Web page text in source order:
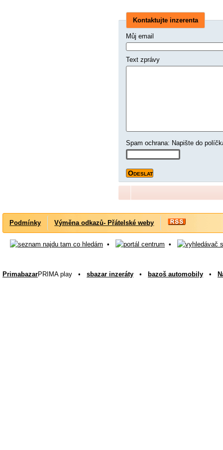
Kontaktujte inzerenta
Můj email
Text zprávy
Spam ochrana: Napište
Podmínky Výměna odkazů- Přátelské weby
• •
PrimabazarPRIMA play • sbazar inzeráty • bazoš automobily •